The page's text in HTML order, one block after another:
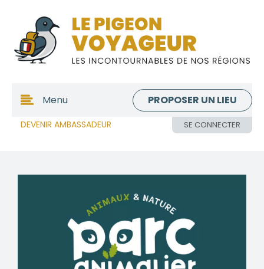
DEVENIR AMBASSADEUR SE CONNECTER
Menu PROPOSER UN LIEU